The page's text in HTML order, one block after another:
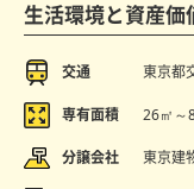
生活環境と資産
交通 東京都
専有面積 26㎡～
分譲会社 東京建